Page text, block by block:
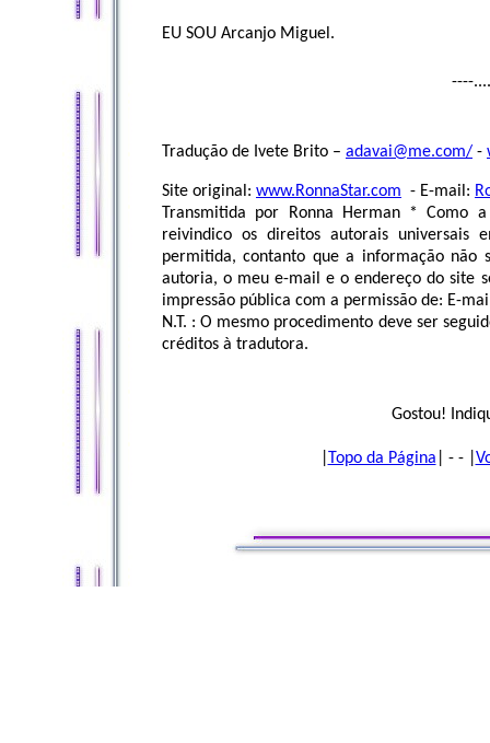
EU SOU Arcanjo Miguel.
----
Tradução de Ivete Brito – adavai@me.com/ -
Site original: www.RonnaStar.com - E-mail:
Transmitida por Ronna Herman * Como
reivindico os direitos autorais
permitida, contanto que a informação não
autoria, o meu e-mail e o endereço do site
impressão pública com a permissão de: E-
N.T. : O mesmo procedimento deve ser
créditos à tradutora.
Gostou!
Topo da Página | - - |